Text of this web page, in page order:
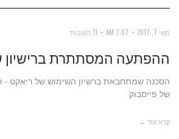
מאי 7, 2017 7:07 AM 11 תגובות
ההפתעה המסתתרת ברישיון
הסכנה שמתחבאת ברשיון השימוש של ריאקט -
של פייסבוק
קרא עוד ←